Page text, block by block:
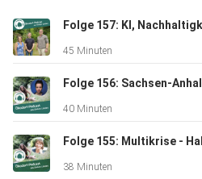
verstärkt CO2
einsparen, um dieses Ziel zu
einige
Hinweise dafür, was wirklich zählt
Fußabdruck.
https://www.wwf.de/themen-
klimarechner
45 Minuten
40 Minuten
38 Minuten